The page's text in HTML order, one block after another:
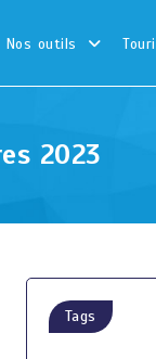
Nos outils
2023
Tags